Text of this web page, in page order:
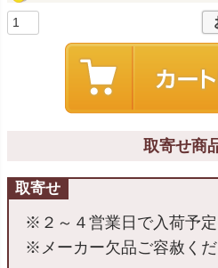
取寄せ商
取寄せ
※２～４営業日で入荷予定
※メーカー欠品ご容赦くだ